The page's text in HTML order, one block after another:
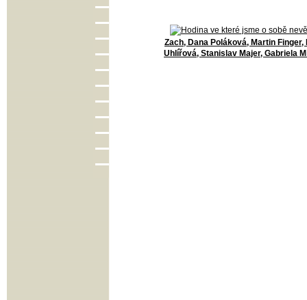
Zach, Dana Poláková, Martin Finger,
Uhlířová, Stanislav Majer, Gabriela